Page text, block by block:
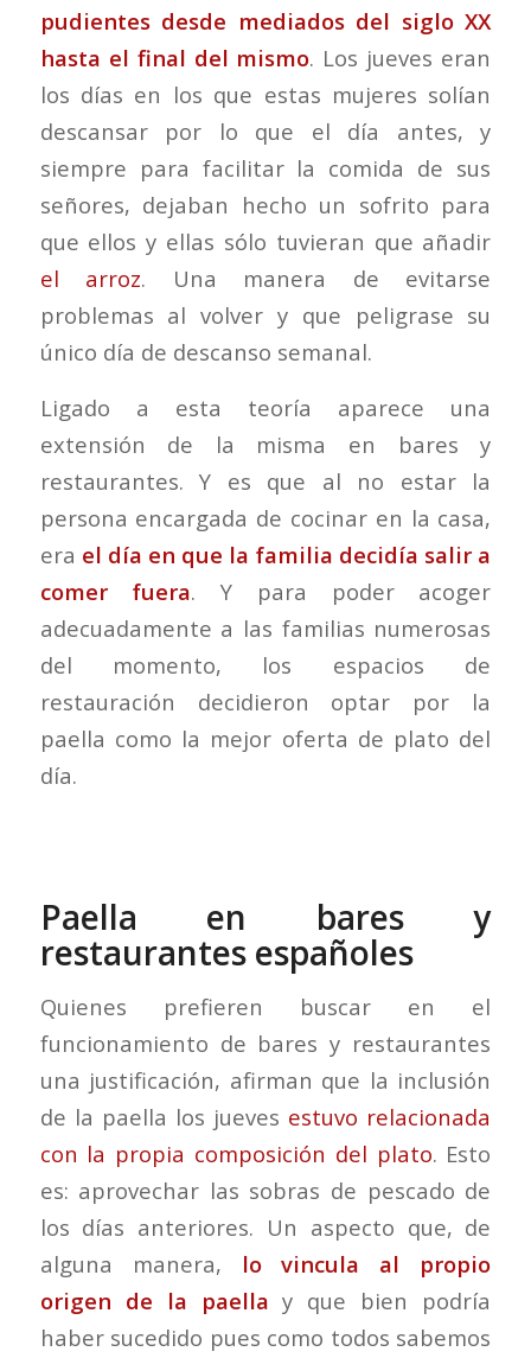
pudientes desde mediados del siglo XX
hasta el final del mismo. Los jueves eran
los días en los que estas mujeres solían
descansar por lo que el día antes, y
siempre para facilitar la comida de sus
señores, dejaban hecho un sofrito para
que ellos y ellas sólo tuvieran que añadir
el arroz. Una manera de evitarse
problemas al volver y que peligrase su
único día de descanso semanal.
Ligado a esta teoría aparece una
extensión de la misma en bares y
restaurantes. Y es que al no estar la
persona encargada de cocinar en la casa,
era el día en que la familia decidía salir a
comer fuera. Y para poder acoger
adecuadamente a las familias numerosas
del momento, los espacios de
restauración decidieron optar por la
paella como la mejor oferta de plato del
día.
Paella en bares y
restaurantes españoles
Quienes prefieren buscar en el
funcionamiento de bares y restaurantes
una justificación, afirman que la inclusión
de la paella los jueves estuvo relacionada
con la propia composición del plato. Esto
es: aprovechar las sobras de pescado de
los días anteriores. Un aspecto que, de
alguna manera, lo vincula al propio
origen de la paella y que bien podría
haber sucedido pues como todos sabemos